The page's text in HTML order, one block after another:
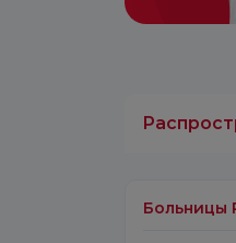
Больницы